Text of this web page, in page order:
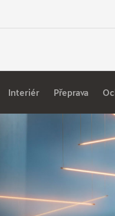
Interiér Přeprava